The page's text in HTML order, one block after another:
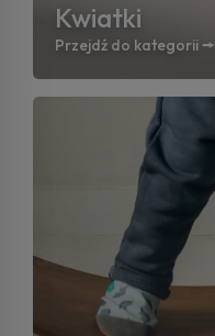
Kwiatki
Przejdź do kategorii 🠚